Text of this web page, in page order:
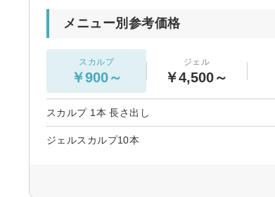
メニュー別参考価格
スカルプ
￥900～
ジェル
￥4,500～
スカルプ 1本 長さ出し
ジェルスカルプ10本